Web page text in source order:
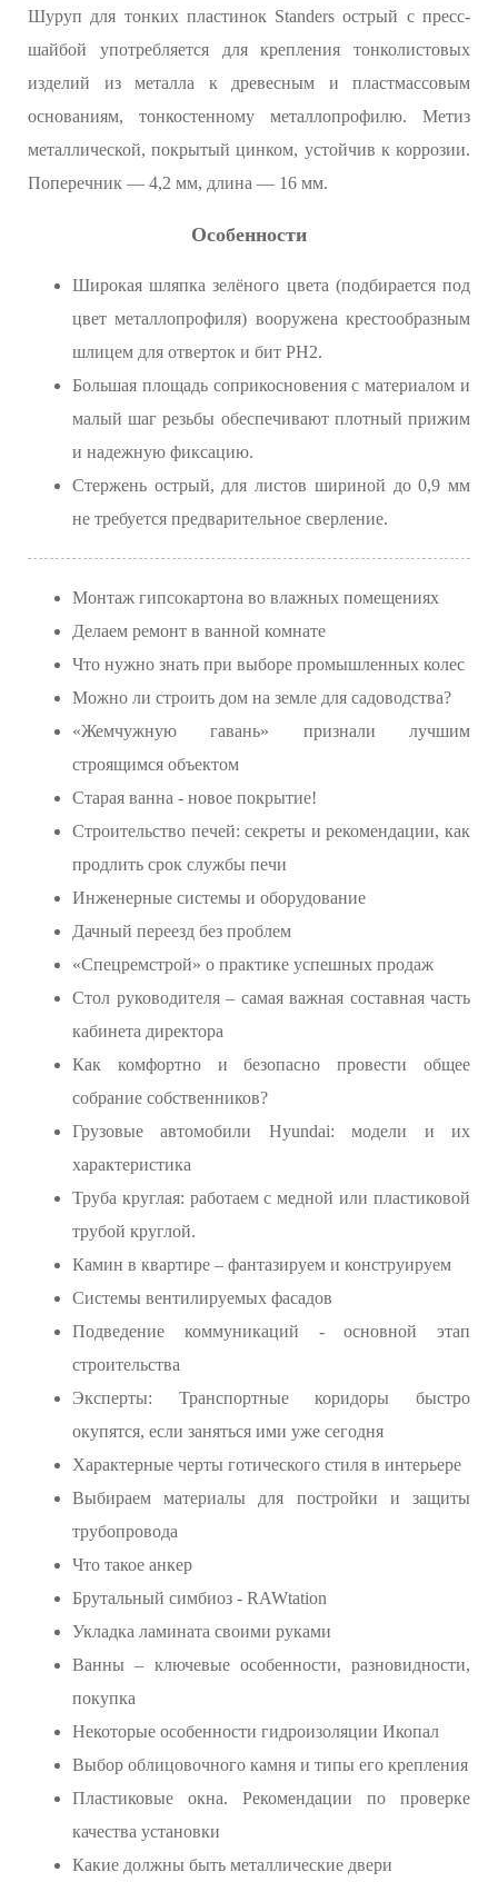
Шуруп для тонких пластинок Standers острый с пресс-
шайбой употребляется для крепления тонколистовых
изделий из металла к древесным и пластмассовым
основаниям, тонкостенному металлопрофилю. Метиз
металлической, покрытый цинком, устойчив к коррозии.
Поперечник — 4,2 мм, длина — 16 мм.
Особенности
Широкая шляпка зелёного цвета (подбирается под
цвет металлопрофиля) вооружена крестообразным
шлицем для отверток и бит PH2.
Большая площадь соприкосновения с материалом и
малый шаг резьбы обеспечивают плотный прижим
и надежную фиксацию.
Стержень острый, для листов шириной до 0,9 мм
не требуется предварительное сверление.
Монтаж гипсокартона во влажных помещениях
Делаем ремонт в ванной комнате
Что нужно знать при выборе промышленных колес
Можно ли строить дом на земле для садоводства?
«Жемчужную гавань» признали лучшим
строящимся объектом
Старая ванна - новое покрытие!
Строительство печей: секреты и рекомендации, как
продлить срок службы печи
Инженерные системы и оборудование
Дачный переезд без проблем
«Спецремстрой» о практике успешных продаж
Стол руководителя – самая важная составная часть
кабинета директора
Как комфортно и безопасно провести общее
собрание собственников?
Грузовые автомобили Hyundai: модели и их
характеристика
Труба круглая: работаем с медной или пластиковой
трубой круглой.
Камин в квартире – фантазируем и конструируем
Системы вентилируемых фасадов
Подведение коммуникаций - основной этап
строительства
Эксперты: Транспортные коридоры быстро
окупятся, если заняться ими уже сегодня
Характерные черты готического стиля в интерьере
Выбираем материалы для постройки и защиты
трубопровода
Что такое анкер
Брутальный симбиоз - RAWtation
Укладка ламината своими руками
Ванны – ключевые особенности, разновидности,
покупка
Некоторые особенности гидроизоляции Икопал
Выбор облицовочного камня и типы его крепления
Пластиковые окна. Рекомендации по проверке
качества установки
Какие должны быть металлические двери